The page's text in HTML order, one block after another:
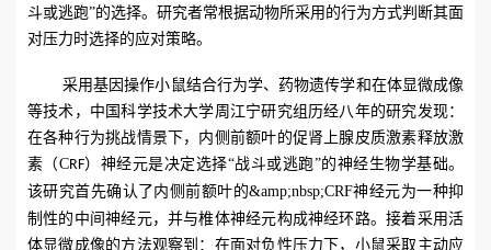
斗或逃跑”的选择。研究者常根据动物所采用的行为方式判断其面
对压力时选择的应对策略。
采用基因操作小鼠结合行为学、药物遗传学和在体显微成像
等技术，中国科学技术大学周江宁研究组历经八年的研究发现：
在各种行为挑战情景下，内侧前额叶的促肾上腺皮质激素释放激
素（CRF）神经元是决定选择“战斗或逃跑”的神经生物学基础。
该研究首先确认了内侧前额叶的&amp;nbsp;CRF神经元为一种抑
制性的中间神经元，并与椎体神经元构成神经环路。接着采用活
体显微成像的方法观察到：在面对负性压力下，小鼠采取主动应